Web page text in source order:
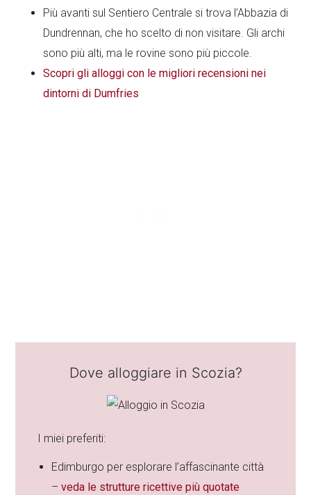
Più avanti sul Sentiero Centrale si trova l’Abbazia di
Dundrennan, che ho scelto di non visitare. Gli archi
sono più alti, ma le rovine sono più piccole.
Scopri gli alloggi con le migliori recensioni nei
dintorni di Dumfries
Dove alloggiare in Scozia?
I miei preferiti:
Edimburgo per esplorare l’affascinante città
–veda le strutture ricettive più quotate